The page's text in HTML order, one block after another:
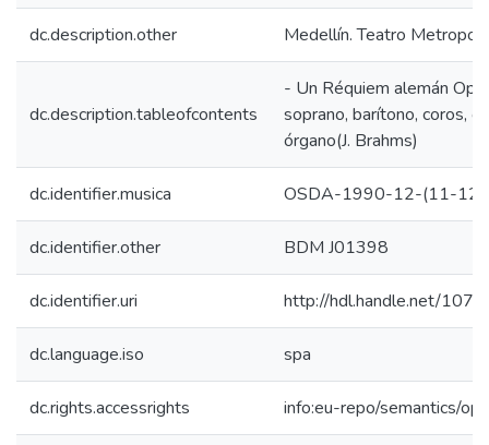
dc.description.other Medellín. Teatro
dc.description.tableofcontents
- Un Réquiem alemán Op.
soprano, barítono, coros,
órgano(J. Brahms)
dc.identifier.musica OSDA-1990-12-(11-
dc.identifier.other BDM J01398
dc.identifier.uri http://hdl.handle.net/
dc.language.iso spa
dc.rights.accessrights info:eu-repo/semantics/